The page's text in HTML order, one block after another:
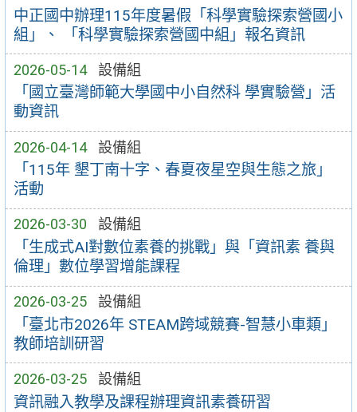
中正國中辦理115年度暑假「科學實驗探索營國小
組」、 「科學實驗探索營國中組」報名資訊
2026-05-14 設備組
「國立臺灣師範大學國中小自然科 學實驗營」活
動資訊
2026-04-14 設備組
「115年 墾丁南十字、春夏夜星空與生態之旅」
活動
2026-03-30 設備組
「生成式AI對數位素養的挑戰」與「資訊素 養與
倫理」數位學習增能課程
2026-03-25 設備組
「臺北市2026年 STEAM跨域競賽-智慧小車類」
教師培訓研習
2026-03-25 設備組
資訊融入教學及課程辦理資訊素養研習